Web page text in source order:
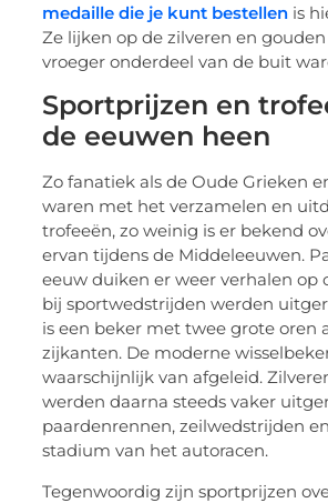
medaille die je kunt bestellen is
Ze lijken op de zilveren en
vroeger onderdeel van de buit
Sportprijzen en
de eeuwen heen
Zo fanatiek als de Oude Grieken
waren met het verzamelen en
trofeeën, zo weinig is er bekend
ervan tijdens de Middeleeuwen.
eeuw duiken er weer verhalen op
bij sportwedstrijden werden
is een beker met twee grote oren
zijkanten. De moderne
waarschijnlijk van afgeleid.
werden daarna steeds vaker
paardenrennen, zeilwedstrijden
stadium van het autoracen.
Tegenwoordig zijn sportprijzen